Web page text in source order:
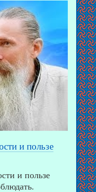
и пользе
и пользе